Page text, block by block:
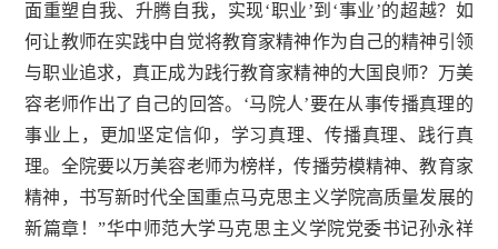
面重塑自我、升腾自我，实现‘职业’到‘事业’的超越？如
何让教师在实践中自觉将教育家精神作为自己的精神引领
与职业追求，真正成为践行教育家精神的大国良师？万美
容老师作出了自己的回答。‘马院人’要在从事传播真理的
事业上，更加坚定信仰，学习真理、传播真理、践行真
理。全院要以万美容老师为榜样，传播劳模精神、教育家
精神，书写新时代全国重点马克思主义学院高质量发展的
新篇章！”华中师范大学马克思主义学院党委书记孙永祥